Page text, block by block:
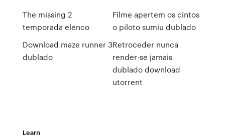
The missing 2
temporada elenco
Download maze runner 3
dublado
Filme apertem os cintos
o piloto sumiu dublado
Retroceder nunca
render-se jamais
dublado download
utorrent
Learn